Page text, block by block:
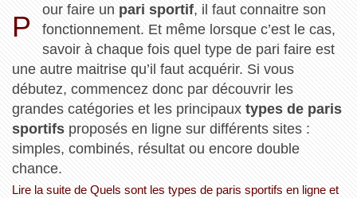
P
our faire un pari sportif, il faut connaitre son
fonctionnement. Et même lorsque c’est le cas,
savoir à chaque fois quel type de pari faire est
une autre maitrise qu’il faut acquérir. Si vous
débutez, commencez donc par découvrir les
grandes catégories et les principaux types de paris
sportifsproposés en ligne sur différents sites :
simples, combinés, résultat ou encore double
chance.
Lire la suite de Quels sont les types de paris sportifs en ligne et